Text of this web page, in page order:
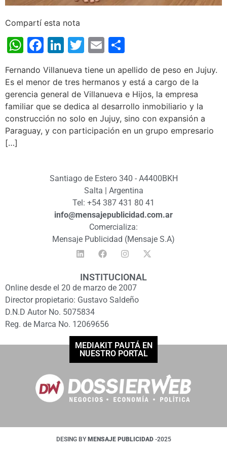
Compartí esta nota
WhatsApp
Facebook
LinkedIn
Twitter
Email
Fernando Villanueva tiene un apellido de peso en Jujuy.
Es el menor de tres hermanos y está a cargo de la
gerencia general de Villanueva e Hijos, la empresa
familiar que se dedica al desarrollo inmobiliario y la
construcción no solo en Jujuy, sino con expansión a
Paraguay, y con participación en un grupo empresario
[…]
Santiago de Estero 340 - A4400BKH
Salta | Argentina
Tel: +54 387 431 80 41
info@mensajepublicidad.com.ar
Comercializa:
Mensaje Publicidad (Mensaje S.A)
INSTITUCIONAL
Online desde el 20 de marzo de 2007
Director propietario: Gustavo Saldeño
D.N.D Autor No. 5075834
Reg. de Marca No. 12069656
MEDIAKIT PAUTÁ EN
NUESTRO PORTAL
DESING BY MENSAJE PUBLICIDAD -2025